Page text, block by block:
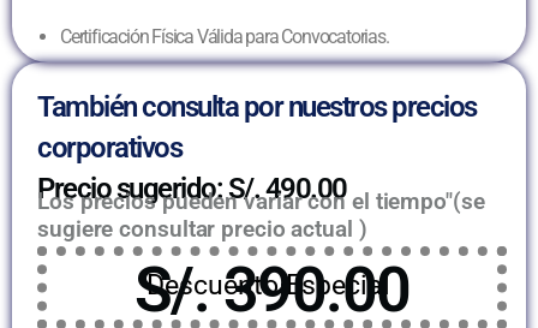
Certificación Física Válida para Convocatorias.
También consulta por nuestros precios
corporativos
Precio sugerido: S/. 490.00
Los precios pueden variar con el tiempo"(se
sugiere consultar precio actual )
Descuento Especial
S/. 390.00